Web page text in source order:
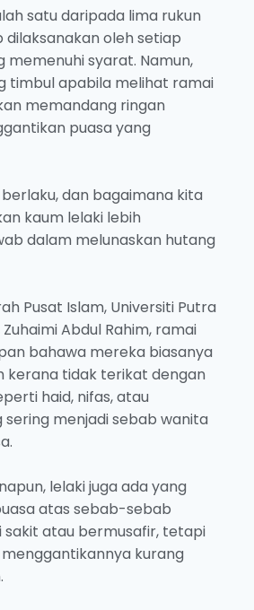
satu daripada lima rukun
dilaksanakan oleh setiap
memenuhi syarat. Namun,
timbul apabila melihat ramai
memandang ringan
puasa yang
dan bagaimana kita
kaum lelaki lebih
dalam melunaskan hutang
Pusat Islam, Universiti Putra
Abdul Rahim, ramai
bahawa mereka biasanya
kerana tidak terikat dengan
haid, nifas, atau
sering menjadi sebab wanita
lelaki juga ada yang
atas sebab-sebab
atau bermusafir, tetapi
kurang